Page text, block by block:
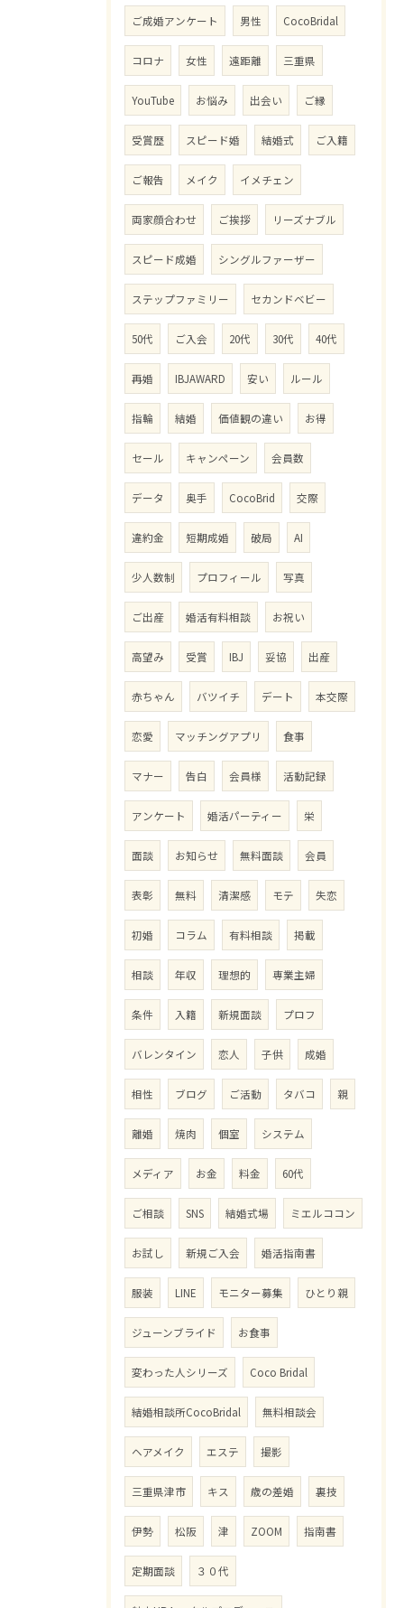
ご成婚アンケート 男性 CocoBridal
コロナ 女性 遠距離 三重県
YouTube お悩み 出会い ご縁
受賞歴 スピード婚 結婚式 ご入籍
ご報告 メイク イメチェン
両家顔合わせ ご挨拶 リーズナブル
スピード成婚 シングルファーザー
ステップファミリー セカンドベビー
50代 ご入会 20代 30代 40代
再婚 IBJAWARD 安い ルール
指輪 結婚 価値観の違い お得
セール キャンペーン 会員数
データ 奥手 CocoBrid 交際
違約金 短期成婚 破局 AI
少人数制 プロフィール 写真
ご出産 婚活有料相談 お祝い
高望み 受賞 IBJ 妥協 出産
赤ちゃん バツイチ デート 本交際
恋愛 マッチングアプリ 食事
マナー 告白 会員様 活動記録
アンケート 婚活パーティー 栄
面談 お知らせ 無料面談 会員
表彰 無料 清潔感 モテ 失恋
初婚 コラム 有料相談 掲載
相談 年収 理想的 専業主婦
条件 入籍 新規面談 プロフ
バレンタイン 恋人 子供 成婚
相性 ブログ ご活動 タバコ 親
離婚 焼肉 個室 システム
メディア お金 料金 60代
ご相談 SNS 結婚式場 ミエルココン
お試し 新規ご入会 婚活指南書
服装 LINE モニター募集 ひとり親
ジューンブライド お食事
変わった人シリーズ Coco Bridal
結婚相談所CocoBridal 無料相談会
ヘアメイク エステ 撮影
三重県津市 キス 歳の差婚 裏技
伊勢 松阪 津 ZOOM 指南書
定期面談 ３０代